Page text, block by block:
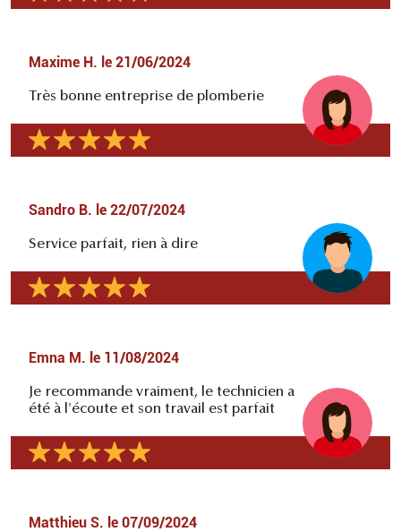
Maxime H. le 21/06/2024
Très bonne entreprise de plomberie
Sandro B. le 22/07/2024
Service parfait, rien à dire
Emna M. le 11/08/2024
Je recommande vraiment, le technicien a
été à l'écoute et son travail est parfait
Matthieu S. le 07/09/2024